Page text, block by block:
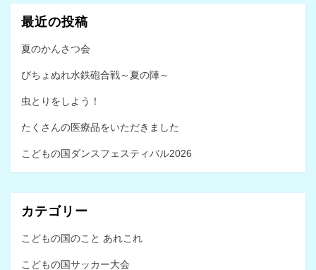
最近の投稿
夏のかんさつ会
びちょぬれ水鉄砲合戦～夏の陣～
虫とりをしよう！
たくさんの医療品をいただきました
こどもの国ダンスフェスティバル2026
カテゴリー
こどもの国のこと あれこれ
こどもの国サッカー大会